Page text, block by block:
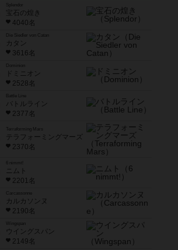
宝石の煌き
4040名
Die Siedler von Catan
カタン
3616名
ドミニオン
2528名
Battle Line
バトルライン
2377名
Terraforming Mars
テラフォーミングマーズ
2370名
ニムト
2201名
Carcassonne
カルカソンヌ
2190名
Wingspan
ウイングスパン
2149名